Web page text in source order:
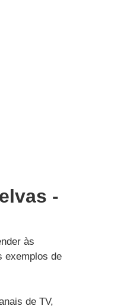
-
às
exemplos de
de TV,